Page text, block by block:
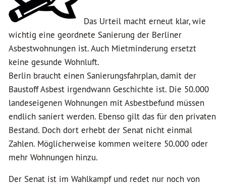
Das Urteil macht erneut klar, wie
wichtig eine geordnete Sanierung der Berliner
Asbestwohnungen ist. Auch Mietminderung ersetzt
keine gesunde Wohnluft.
Berlin braucht einen Sanierungsfahrplan, damit der
Baustoff Asbest irgendwann Geschichte ist. Die 50.000
landeseigenen Wohnungen mit Asbestbefund müssen
endlich saniert werden. Ebenso gilt das für den privaten
Bestand. Doch dort erhebt der Senat nicht einmal
Zahlen. Möglicherweise kommen weitere 50.000 oder
mehr Wohnungen hinzu.
Der Senat ist im Wahlkampf und redet nur noch von